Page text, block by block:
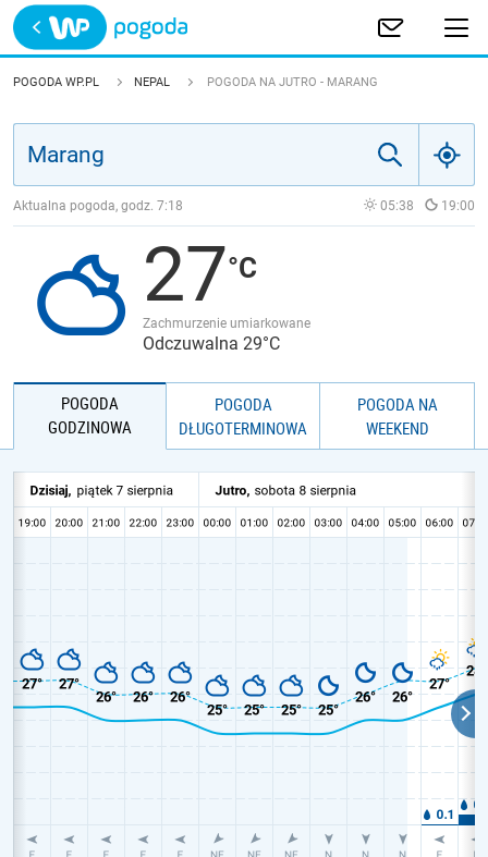
Trwa ładowanie
POLSKA
JAKOŚĆ POWIETRZA
POGODA WP.PL NEPAL POGODA NA JUTRO - MARANG
Aktualna pogoda, godz. 7:18 05:38 19:00
27
Zachmurzenie umiarkowane
Odczuwalna 29°C
POGODA
GODZINOWA
POGODA
DŁUGOTERMINOWA
POGODA NA
WEEKEND